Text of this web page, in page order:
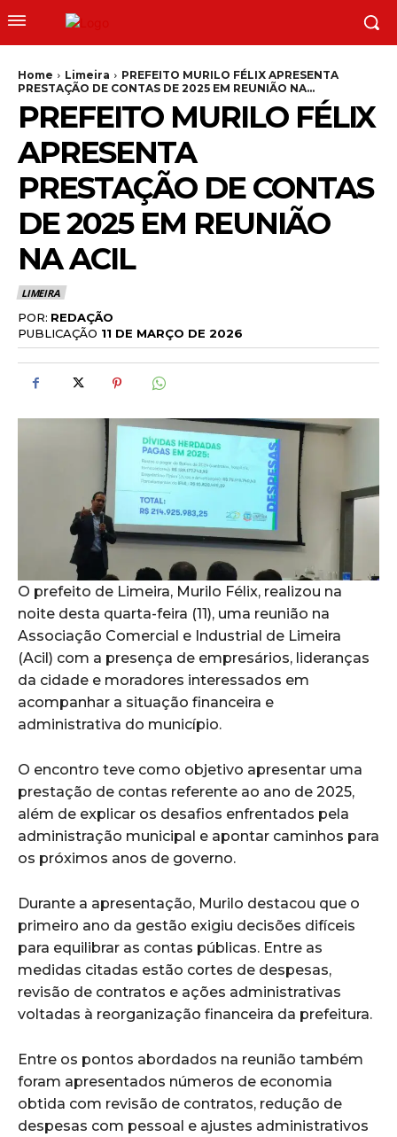
Home Limeira
PREFEITO MURILO FÉLIX APRESENTA
PRESTAÇÃO DE CONTAS DE 2025 EM REUNIÃO NA...
PREFEITO MURILO FÉLIX
APRESENTA
PRESTAÇÃO DE CONTAS
DE 2025 EM REUNIÃO
NA ACIL
LIMEIRA
POR: REDAÇÃO
PUBLICAÇÃO 11 DE MARÇO DE 2026
O prefeito de Limeira, Murilo Félix, realizou na
noite desta quarta-feira (11), uma reunião na
Associação Comercial e Industrial de Limeira
(Acil) com a presença de empresários, lideranças
da cidade e moradores interessados em
acompanhar a situação financeira e
administrativa do município.
O encontro teve como objetivo apresentar uma
prestação de contas referente ao ano de 2025,
além de explicar os desafios enfrentados pela
administração municipal e apontar caminhos para
os próximos anos de governo.
Durante a apresentação, Murilo destacou que o
primeiro ano da gestão exigiu decisões difíceis
para equilibrar as contas públicas. Entre as
medidas citadas estão cortes de despesas,
revisão de contratos e ações administrativas
voltadas à reorganização financeira da prefeitura.
Entre os pontos abordados na reunião também
foram apresentados números de economia
obtida com revisão de contratos, redução de
despesas com pessoal e ajustes administrativos